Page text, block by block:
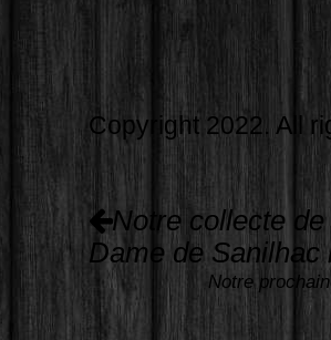
Copyright 2022. All
Navigation
de
l'article
Notre collecte de
Dame de
Notre